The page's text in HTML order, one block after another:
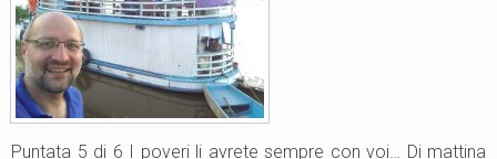
e
u
o
n
o
Puntata 5 di 6 I poveri li avrete sempre con voi… Di mattina